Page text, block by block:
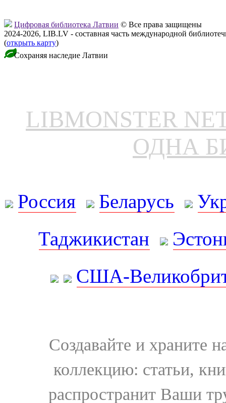
Цифровая библиотека Латвии © Все права защищены
2024-2026, LIB.LV - составная часть международной
(открыть карту)
Сохраняя наследие Латвии
LIBMONSTER
ОДНА
Россия Беларусь
Таджикистан
США-
Создавайте и храните
коллекцию: статьи,
распространит Ваши